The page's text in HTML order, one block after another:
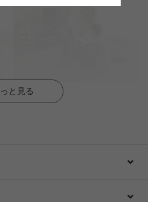
と見る